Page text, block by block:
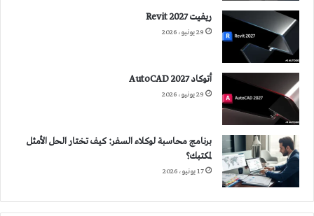
ريفيت 2027 Revit
29 يونيو، 2026
أتوكاد 2027 AutoCAD
29 يونيو، 2026
برنامج محاسبة لوكلاء السفر: كيف تختار الحل الأمثل
لمكتبك؟
17 يونيو، 2026